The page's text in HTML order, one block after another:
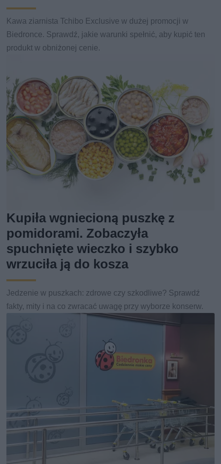
Kawa ziarnista Tchibo Exclusive w dużej promocji w
Biedronce. Sprawdź, jakie warunki spełnić, aby kupić ten
produkt w obniżonej cenie.
Kupiła wgniecioną puszkę z
pomidorami. Zobaczyła
spuchnięte wieczko i szybko
wrzuciła ją do kosza
Jedzenie w puszkach: zdrowe czy szkodliwe? Sprawdź
fakty, mity i na co zwracać uwagę przy wyborze konserw.